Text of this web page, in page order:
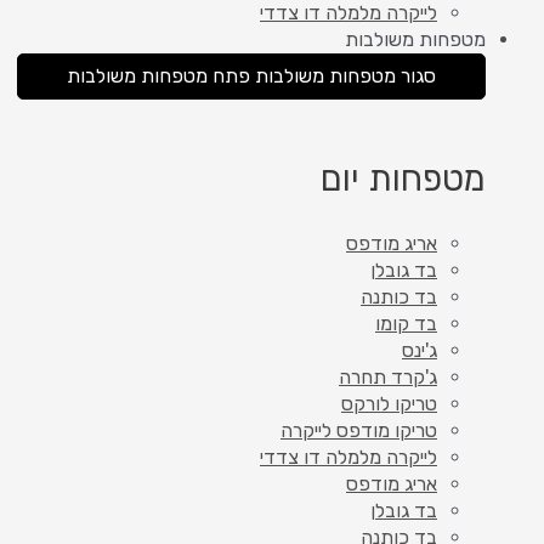
לייקרה מלמלה דו צדדי
מטפחות משולבות
סגור מטפחות משולבות פתח מטפחות משולבות
מטפחות יום
אריג מודפס
בד גובלן
בד כותנה
בד קומו
ג'ינס
ג'קרד תחרה
טריקו לורקס
טריקו מודפס לייקרה
לייקרה מלמלה דו צדדי
אריג מודפס
בד גובלן
בד כותנה